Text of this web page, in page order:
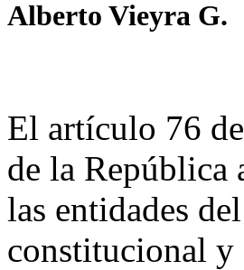
Alberto Vieyra G.
El artículo 76
de la República
las entidades
constitucional